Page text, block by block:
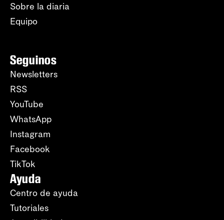
Sobre la diaria
Equipo
Seguinos
Newsletters
RSS
YouTube
WhatsApp
Instagram
Facebook
TikTok
Ayuda
Centro de ayuda
Tutoriales